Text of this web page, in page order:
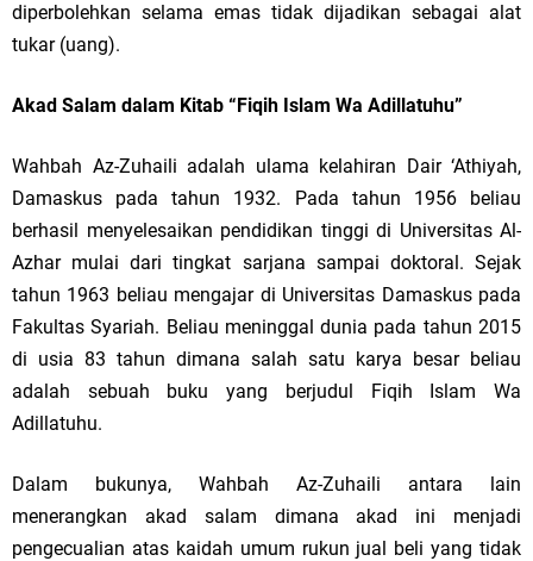
diperbolehkan selama emas tidak dijadikan sebagai alat
tukar (uang).
Akad Salam dalam Kitab “Fiqih Islam Wa Adillatuhu”
Wahbah Az-Zuhaili adalah ulama kelahiran Dair ‘Athiyah,
Damaskus pada tahun 1932. Pada tahun 1956 beliau
berhasil menyelesaikan pendidikan tinggi di Universitas Al-
Azhar mulai dari tingkat sarjana sampai doktoral. Sejak
tahun 1963 beliau mengajar di Universitas Damaskus pada
Fakultas Syariah. Beliau meninggal dunia pada tahun 2015
di usia 83 tahun dimana salah satu karya besar beliau
adalah sebuah buku yang berjudul Fiqih Islam Wa
Adillatuhu.
Dalam bukunya, Wahbah Az-Zuhaili antara lain
menerangkan akad salam dimana akad ini menjadi
pengecualian atas kaidah umum rukun jual beli yang tidak